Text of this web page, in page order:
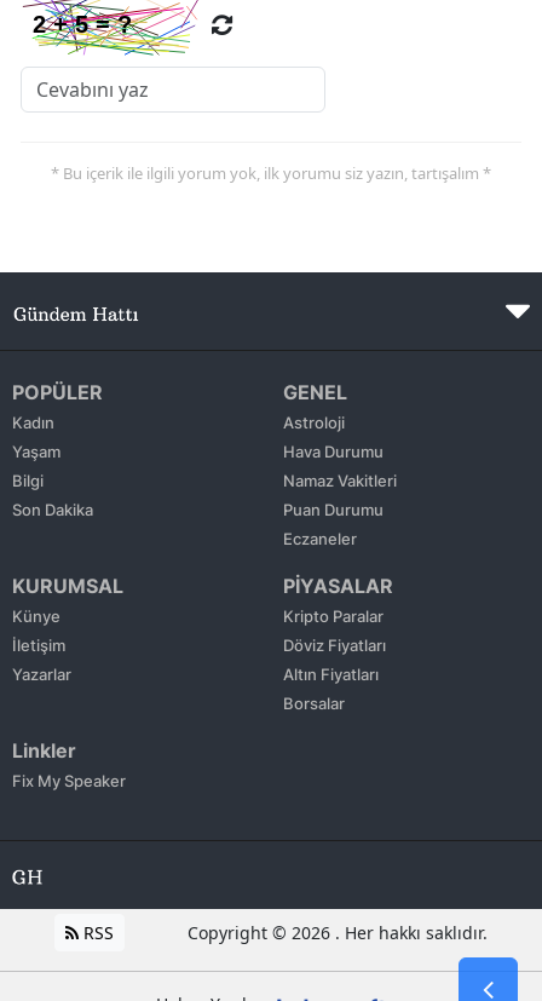
* Bu içerik ile ilgili yorum yok, ilk yorumu siz yazın, tartışalım *
POPÜLER
Kadın
Yaşam
Bilgi
Son Dakika
GENEL
Astroloji
Hava Durumu
Namaz Vakitleri
Puan Durumu
Eczaneler
KURUMSAL
Künye
İletişim
Yazarlar
PİYASALAR
Kripto Paralar
Döviz Fiyatları
Altın Fiyatları
Borsalar
Linkler
Fix My Speaker
RSS Copyright © 2026 . Her hakkı saklıdır.